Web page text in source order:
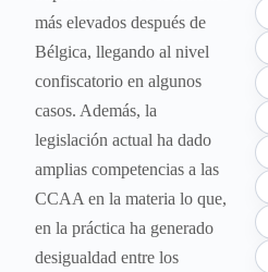
más elevados después de
Bélgica, llegando al nivel
confiscatorio en algunos
casos. Además, la
legislación actual ha dado
amplias competencias a las
CCAA en la materia lo que,
en la práctica ha generado
desigualdad entre los